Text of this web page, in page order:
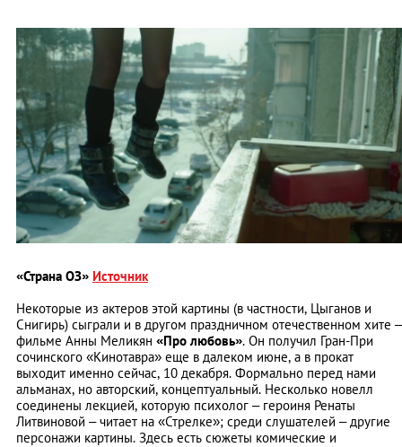
«Страна ОЗ» Источник
Некоторые из актеров этой картины (в частности, Цыганов и
Снигирь) сыграли и в другом праздничном отечественном хите –
фильме Анны Меликян «Про любовь». Он получил Гран-При
сочинского «Кинотавра» еще в далеком июне, а в прокат
выходит именно сейчас, 10 декабря. Формально перед нами
альманах, но авторский, концептуальный. Несколько новелл
соединены лекцией, которую психолог – героиня Ренаты
Литвиновой – читает на «Стрелке»; среди слушателей – другие
персонажи картины. Здесь есть сюжеты комические и